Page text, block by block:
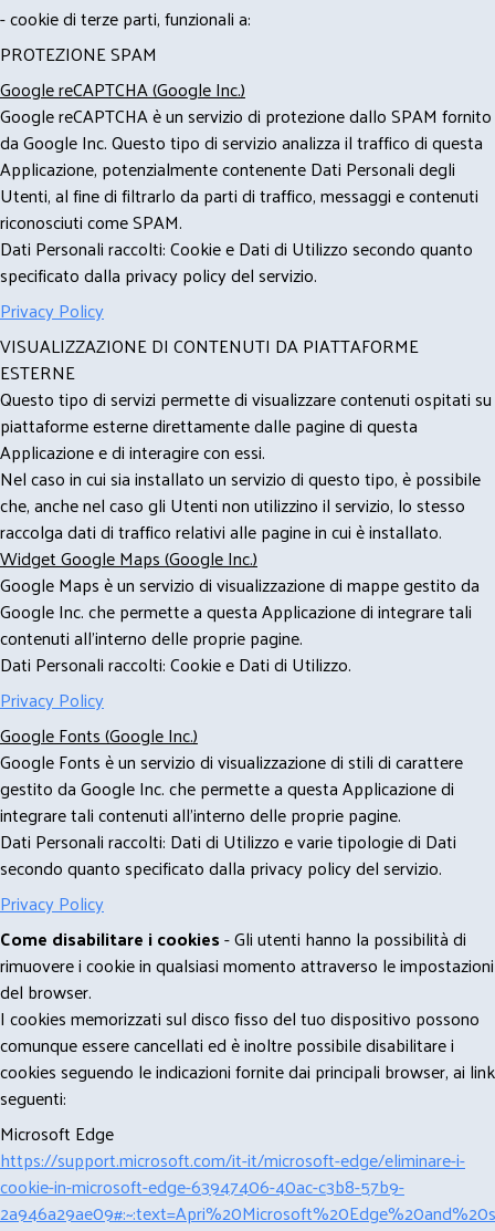
- cookie di terze parti, funzionali a:
PROTEZIONE SPAM
Google reCAPTCHA (Google Inc.)
Google reCAPTCHA è un servizio di protezione dallo SPAM fornito
da Google Inc. Questo tipo di servizio analizza il traffico di questa
Applicazione, potenzialmente contenente Dati Personali degli
Utenti, al fine di filtrarlo da parti di traffico, messaggi e contenuti
riconosciuti come SPAM.
Dati Personali raccolti: Cookie e Dati di Utilizzo secondo quanto
specificato dalla privacy policy del servizio.
Privacy Policy
VISUALIZZAZIONE DI CONTENUTI DA PIATTAFORME
ESTERNE
Questo tipo di servizi permette di visualizzare contenuti ospitati su
piattaforme esterne direttamente dalle pagine di questa
Applicazione e di interagire con essi.
Nel caso in cui sia installato un servizio di questo tipo, è possibile
che, anche nel caso gli Utenti non utilizzino il servizio, lo stesso
raccolga dati di traffico relativi alle pagine in cui è installato.
Widget Google Maps (Google Inc.)
Google Maps è un servizio di visualizzazione di mappe gestito da
Google Inc. che permette a questa Applicazione di integrare tali
contenuti all'interno delle proprie pagine.
Dati Personali raccolti: Cookie e Dati di Utilizzo.
Privacy Policy
Google Fonts (Google Inc.)
Google Fonts è un servizio di visualizzazione di stili di carattere
gestito da Google Inc. che permette a questa Applicazione di
integrare tali contenuti all'interno delle proprie pagine.
Dati Personali raccolti: Dati di Utilizzo e varie tipologie di Dati
secondo quanto specificato dalla privacy policy del servizio.
Privacy Policy
Come disabilitare i cookies- Gli utenti hanno la possibilità di
rimuovere i cookie in qualsiasi momento attraverso le impostazioni
del browser.
I cookies memorizzati sul disco fisso del tuo dispositivo possono
comunque essere cancellati ed è inoltre possibile disabilitare i
cookies seguendo le indicazioni fornite dai principali browser, ai link
seguenti:
Microsoft Edge
https://support.microsoft.com/it-it/microsoft-edge/eliminare-i-
cookie-in-microsoft-edge-63947406-40ac-c3b8-57b9-